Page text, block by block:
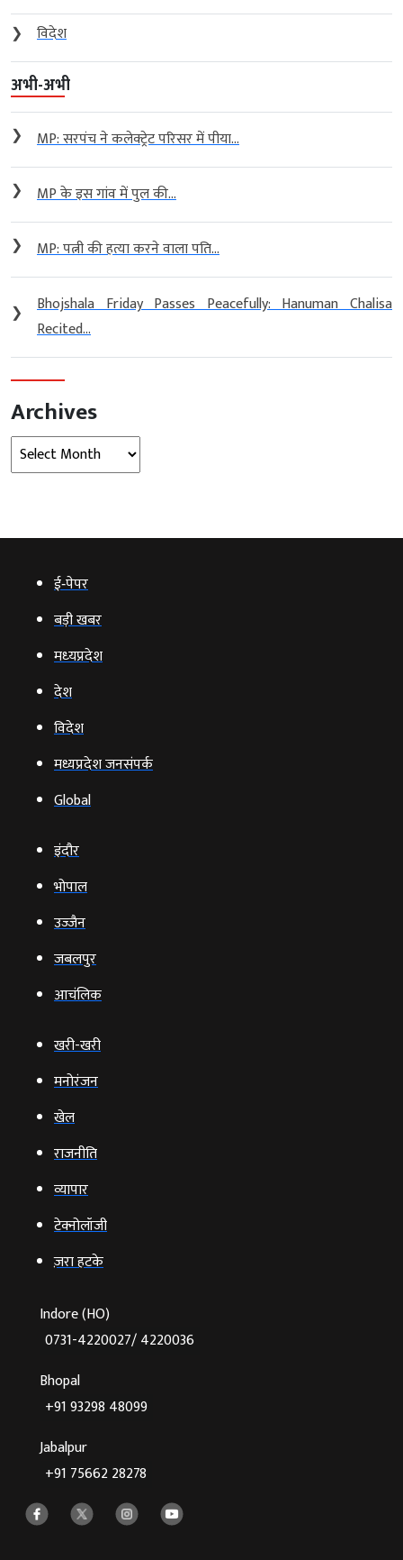
❯
विदेश
अभी-अभी
❯ MP: सरपंच ने कलेक्ट्रेट परिसर में पीया...
❯ MP के इस गांव में पुल की...
❯ MP: पत्नी की हत्या करने वाला पति...
❯
Bhojshala Friday Passes Peacefully: Hanuman Chalisa
Recited...
Archives
Archives
ई‑पेपर
बड़ी खबर
मध्‍यप्रदेश
देश
विदेश
मध्यप्रदेश जनसंपर्क
Global
इंदौर
भोपाल
उज्‍जैन
जबलपुर
आचंलिक
खरी-खरी
मनोरंजन
खेल
राजनीति
व्‍यापार
टेक्‍नोलॉजी
ज़रा हटके
Indore (HO)
0731-4220027/ 4220036
Bhopal
+91 93298 48099
Jabalpur
+91 75662 28278